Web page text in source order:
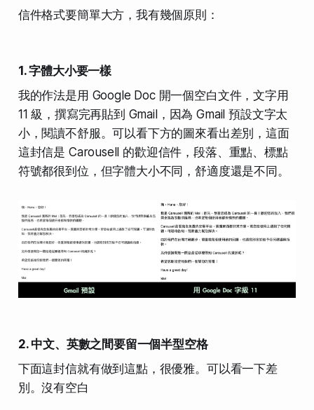
信件格式要簡單大方，我有幾個原則：
1. 字體大小要一樣
我的作法是用 Google Doc 開一個空白文件，文字用
11 級，撰寫完再貼到 Gmail，因為 Gmail 預設文字太
小，閱讀不舒服。可以看下方的圖來看出差別，這面
這封信是 Carousell 的歡迎信件，段落、重點、標點
符號都很到位，但字體大小不同，舒適度還是不同。
2. 中文、英數之間要留一個半型空格
下面這封信就有做到這點，很優雅。可以看一下差
別。沒有空白